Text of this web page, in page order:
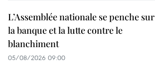
L’Assemblée nationale se penche sur
la banque et la lutte contre le
blanchiment
05/08/2026 09:00